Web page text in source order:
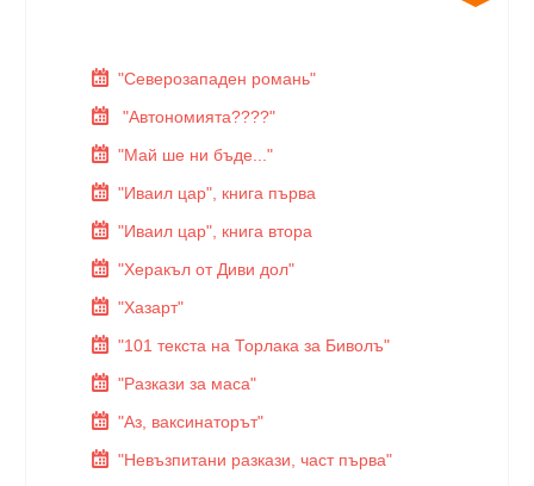
"Северозападен романь"
"Автономията????"
"Май ше ни бъде..."
"Иваил цар", книга първа
"Иваил цар", книга втора
"Херакъл от Диви дол"
"Хазарт"
"101 текста на Торлака за Биволъ"
"Разкази за маса"
"Аз, ваксинаторът"
"Невъзпитани разкази, част първа"